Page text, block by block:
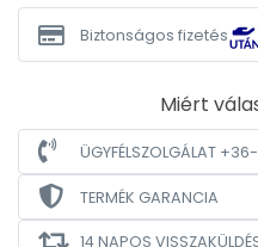
Biztonságos fizetés
Miért
ÜGYFÉLSZOLGÁLAT
TERMÉK GARANCIA
14 NAPOS